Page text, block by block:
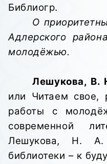
Библиогр.
О
Адлерского
молодёжью.
Лешукова, В.
или Читаем свое,
работы с
современной
Лешукова, Н.
библиотеки – к